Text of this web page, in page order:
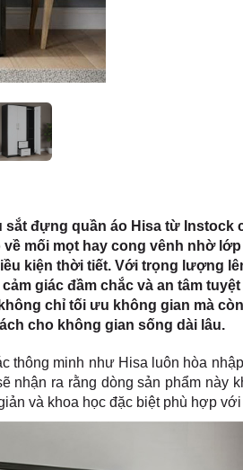
sắt đựng quần áo Hisa từ
mối mọt hay cong vênh nhờ
kiện thời tiết. Với trọng lượng
giác đầm chắc và an tâm
chỉ tối ưu không gian mà
cho không gian sống dài lâu.
minh như Hisa luôn hòa
nhận ra rằng dòng sản phẩm này
và khoa học đặc biệt phù hợp